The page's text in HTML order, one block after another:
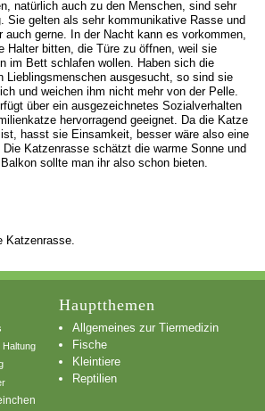
natürlich auch zu den Menschen, sind sehr
Sie gelten als sehr kommunikative Rasse und
auch gerne. In der Nacht kann es vorkommen,
Halter bitten, die Türe zu öffnen, weil sie
im Bett schlafen wollen. Haben sich die
Lieblingsmenschen ausgesucht, so sind sie
und weichen ihm nicht mehr von der Pelle.
über ein ausgezeichnetes Sozialverhalten
hervorragend geeignet. Da die Katze
hasst sie Einsamkeit, besser wäre also eine
Die Katzenrasse schätzt die warme Sonne und
sollte man ihr also schon bieten.
Katzenrasse.
Haltung
Hauptthemen
Allgemeines zur Tiermedizin
Fische
Kleintiere
Reptilien